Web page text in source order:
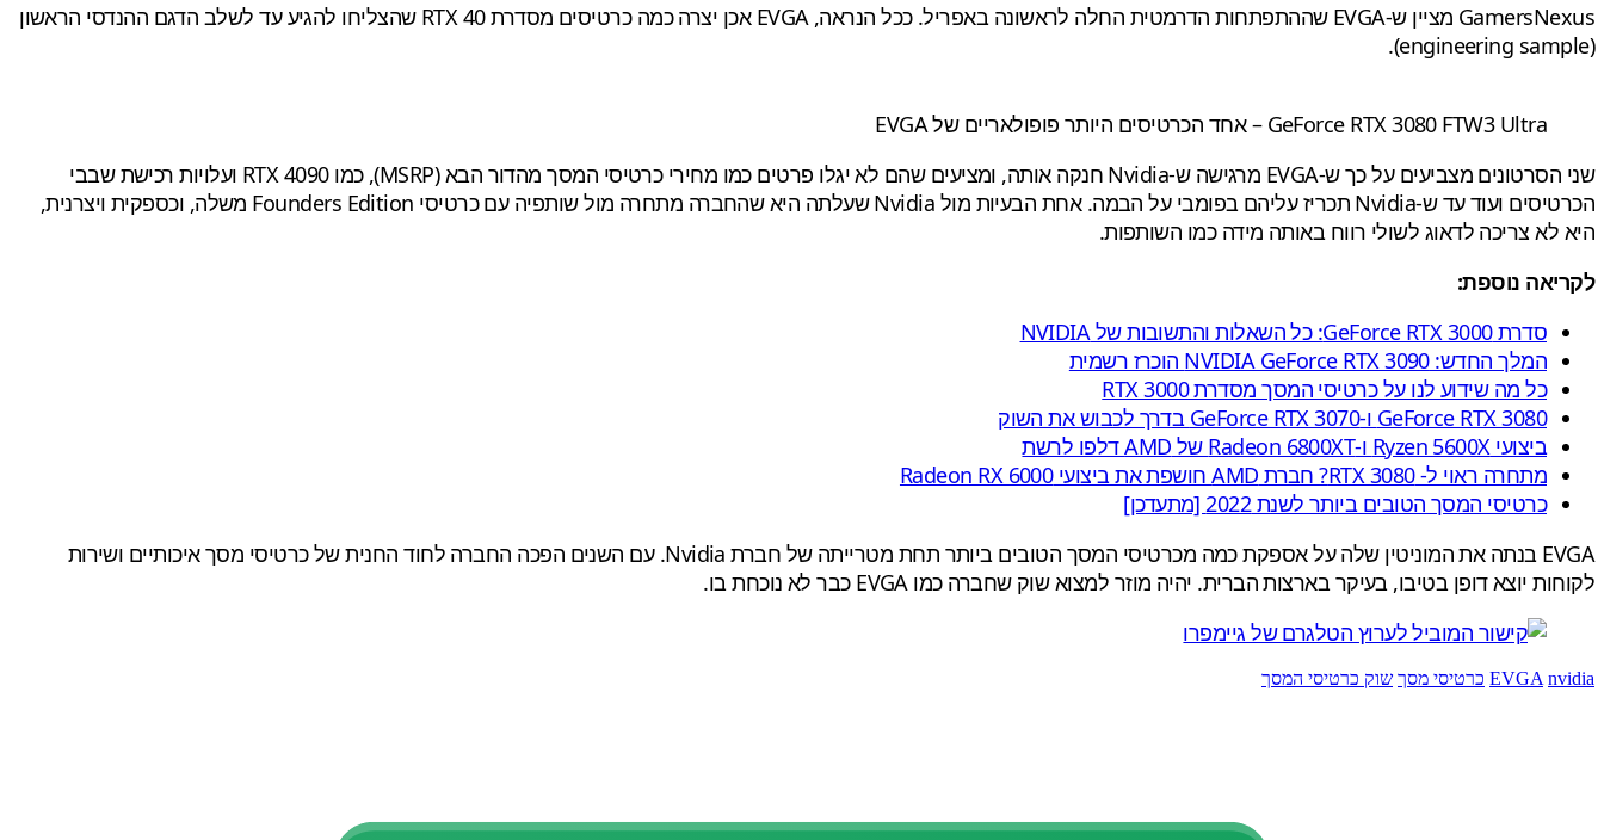
GamersNexus מציין ש-EVGA שההתפתחות הדרמטית החלה לראשונה באפריל. ככל הנראה, EVGA אכן יצרה כמה כרטיסים מסדרת RTX 40 שהצליחו להגיע עד לשלב הדגם ההנדסי הראשון
(engineering sample).
GeForce RTX 3080 FTW3 Ultra – אחד הכרטיסים היותר פופולאריים של EVGA
שני הסרטונים מצביעים על כך ש-EVGA מרגישה ש-Nvidia חנקה אותה, ומציעים שהם לא יגלו פרטים כמו מחירי כרטיסי המסך מהדור הבא (MSRP), כמו RTX 4090 ועלויות רכישת שבבי
הכרטיסים ועוד עד ש-Nvidia תכריז עליהם בפומבי על הבמה. אחת הבעיות מול Nvidia שעלתה היא שהחברה מתחרה מול שותפיה עם כרטיסי Founders Edition משלה, וכספקית ויצרנית,
היא לא צריכה לדאוג לשולי רווח באותה מידה כמו השותפות.
לקריאה נוספת:
סדרת GeForce RTX 3000: כל השאלות והתשובות של NVIDIA
המלך החדש: NVIDIA GeForce RTX 3090 הוכרז רשמית
כל מה שידוע לנו על כרטיסי המסך מסדרת RTX 3000
GeForce RTX 3080 ו-GeForce RTX 3070 בדרך לכבוש את השוק
ביצועי Ryzen 5600X ו-Radeon 6800XT של AMD דלפו לרשת
מתחרה ראוי ל- RTX 3080? חברת AMD חושפת את ביצועי Radeon RX 6000
כרטיסי המסך הטובים ביותר לשנת 2022 [מתעדכן]
EVGA בנתה את המוניטין שלה על אספקת כמה מכרטיסי המסך הטובים ביותר תחת מטרייתה של חברת Nvidia. עם השנים הפכה החברה לחוד החנית של כרטיסי מסך איכותיים ושירות
לקוחות יוצא דופן בטיבו, בעיקר בארצות הברית. יהיה מוזר למצוא שוק שחברה כמו EVGA כבר לא נוכחת בו.
EVGA nvidia כרטיסי מסך שוק כרטיסי המסך